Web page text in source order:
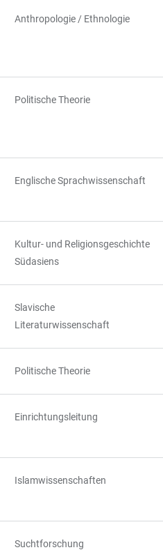
Anthropologie / Ethnologie
Politische Theorie
Englische Sprachwissenschaft
Kultur- und Religionsgeschichte
Südasiens
Slavische
Literaturwissenschaft
Politische Theorie
Einrichtungsleitung
Islamwissenschaften
Suchtforschung